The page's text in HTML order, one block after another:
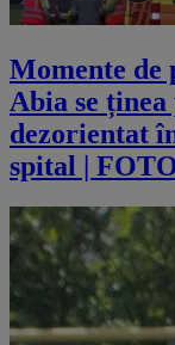
Momente de
Abia se
dezorientat
spital |